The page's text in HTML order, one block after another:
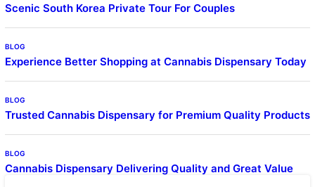
Scenic South Korea Private Tour For Couples
BLOG
Experience Better Shopping at Cannabis Dispensary Today
BLOG
Trusted Cannabis Dispensary for Premium Quality Products
BLOG
Cannabis Dispensary Delivering Quality and Great Value